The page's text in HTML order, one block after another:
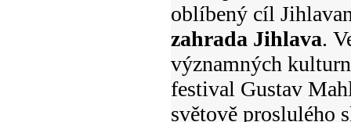
oblíbený cíl
zahrada Jihlava.
významných
festival Gustav
světově proslulého